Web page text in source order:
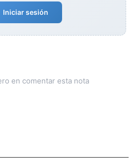
Iniciar sesión
en comentar esta nota